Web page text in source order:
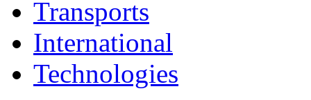
Transports
International
Technologies